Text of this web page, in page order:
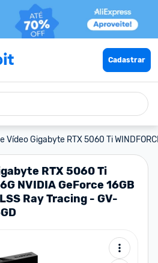
Cadastrar
Vídeo Gigabyte RTX 5060 Ti
RTX 5060 Ti
NVIDIA GeForce 16GB
Ray Tracing - GV-